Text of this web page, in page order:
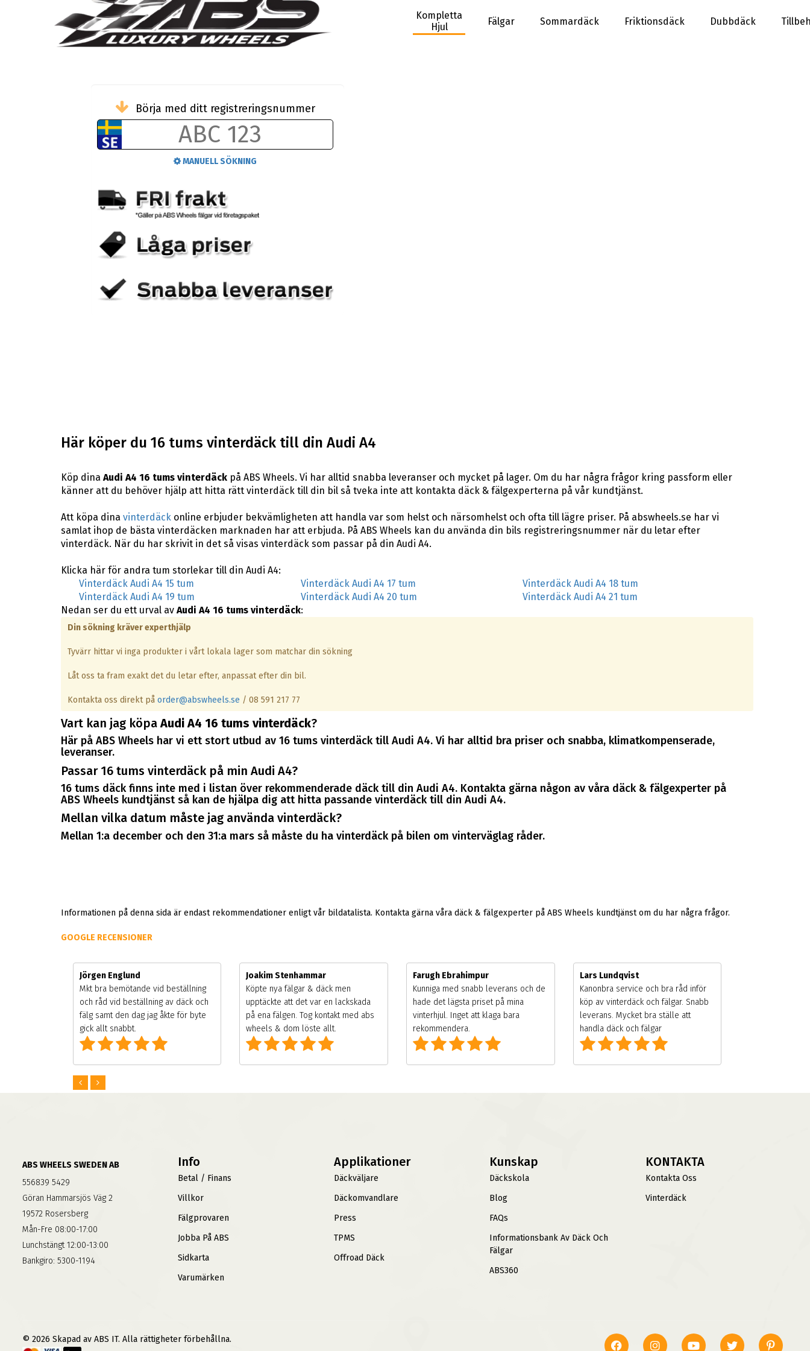
Kompletta
Hjul
Fälgar Sommardäck Friktionsdäck Dubbdäck
Börja med ditt registreringsnummer
MANUELL SÖKNING
Här köper du 16 tums vinterdäck till din Audi A4
Köp dina Audi A4 16 tums vinterdäckpå ABS Wheels. Vi har alltid snabba leveranser och mycket på lager. Om du har några frågor kring passform eller
känner att du behöver hjälp att hitta rätt vinterdäck till din bil så tveka inte att kontakta däck & fälgexperterna på vår kundtjänst.
Att köpa dina vinterdäckonline erbjuder bekvämligheten att handla var som helst och närsomhelst och ofta till lägre priser. På abswheels.se har vi
samlat ihop de bästa vinterdäcken marknaden har att erbjuda. På ABS Wheels kan du använda din bils registreringsnummer när du letar efter
vinterdäck. När du har skrivit in det så visas vinterdäck som passar på din Audi A4.
Klicka här för andra tum storlekar till din Audi A4:
Vinterdäck Audi A4 15 tum
Vinterdäck Audi A4 17 tum
Vinterdäck Audi A4 18 tum
Vinterdäck Audi A4 19 tum
Vinterdäck Audi A4 20 tum
Vinterdäck Audi A4 21 tum
Nedan ser du ett urval av Audi A4 16 tums vinterdäck:
Din sökning kräver experthjälp
Tyvärr hittar vi inga produkter i vårt lokala lager som matchar din sökning
Låt oss ta fram exakt det du letar efter, anpassat efter din bil.
Kontakta oss direkt på order@abswheels.se / 08 591 217 77
Vart kan jag köpaAudi A4 16 tums vinterdäck?
Här på ABS Wheels har vi ett stort utbud av 16 tums vinterdäck till Audi A4. Vi har alltid bra priser och snabba, klimatkompenserade,
leveranser.
Passar 16 tums vinterdäck på min Audi A4?
16 tums däck finns inte med i listan över rekommenderade däck till din Audi A4. Kontakta gärna någon av våra däck & fälgexperter på
ABS Wheels kundtjänst så kan de hjälpa dig att hitta passande vinterdäck till din Audi A4.
Mellan vilka datum måste jag använda vinterdäck?
Mellan 1:a december och den 31:a mars så måste du ha vinterdäck på bilen om vinterväglag råder.
Informationen på denna sida är endast rekommendationer enligt vår bildatalista. Kontakta gärna våra däck & fälgexperter på ABS Wheels kundtjänst om du har några frågor.
GOOGLE RECENSIONER
Jörgen Englund
Mkt bra bemötande vid beställning
och råd vid beställning av däck och
fälg samt den dag jag åkte för byte
gick allt snabbt.
Joakim Stenhammar
Köpte nya fälgar & däck men
upptäckte att det var en lackskada
på ena fälgen. Tog kontakt med abs
wheels & dom löste allt.
Farugh Ebrahimpur
Kunniga med snabb leverans och de
hade det lägsta priset på mina
vinterhjul. Inget att klaga bara
rekommendera.
Lars Lundqvist
Kanonbra service och bra råd inför
köp av vinterdäck och fälgar. Snabb
leverans. Mycket bra ställe att
handla däck och fälgar
ABS WHEELS SWEDEN AB
556839 5429
Göran Hammarsjös Väg 2
19572 Rosersberg
Mån-Fre 08:00-17:00
Lunchstängt 12:00-13:00
Bankgiro: 5300-1194
Info
Betal / Finans
Villkor
Fälgprovaren
Jobba På ABS
Sidkarta
Varumärken
Applikationer
Däckväljare
Däckomvandlare
Press
TPMS
Offroad Däck
Kunskap
Däckskola
Blog
FAQs
Informationsbank Av Däck Och
Fälgar
ABS360
KONTAKTA
Kontakta Oss
Vinterdäck
© 2026 Skapad av ABS IT. Alla rättigheter förbehållna.